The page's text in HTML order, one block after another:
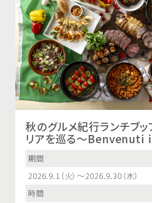
秋のグルメ紀行ランチブッ
リアを巡る～
期間
2026.9.1（火）～2026.9.30（水）
時間
秋の
タリ